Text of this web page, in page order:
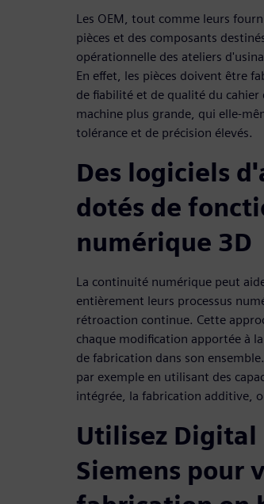
Les OEM, tout comme leurs
pièces et des composants
opérationnelle des ateliers
En effet, les pièces doivent être
de fiabilité et de qualité du cahier
machine plus grande, qui elle-
tolérance et de précision élevés.
Des logiciels
dotés de
numérique 3D
La continuité numérique peut
entièrement leurs processus
rétroaction continue. Cette
chaque modification apportée à
de fabrication dans son
par exemple en utilisant des
intégrée, la fabrication additive,
Utilisez Digital
Siemens pour